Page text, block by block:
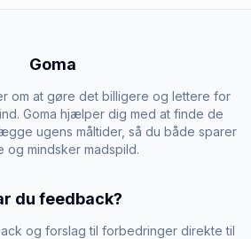
Goma
om at gøre det billigere og lettere for
Goma hjælper dig med at finde de
ugens måltider, så du både sparer
og mindsker madspild.
du feedback?
og forslag til forbedringer direkte til